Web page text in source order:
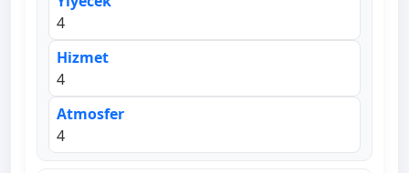
4
Hizmet
4
Atmosfer
4